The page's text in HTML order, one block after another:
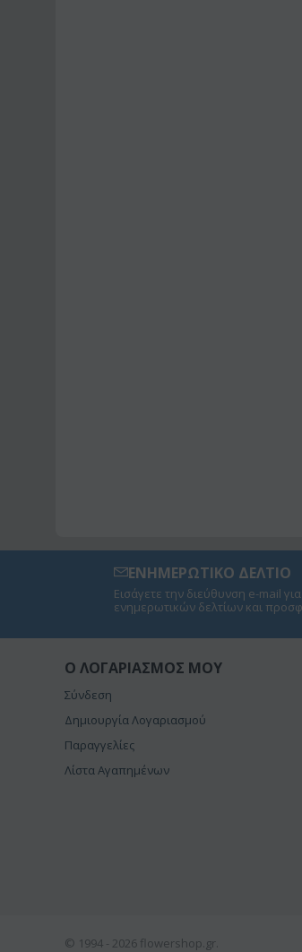
ΕΝΗΜΕΡΩΤΙΚΟ ΔΕΛΤΙΟ
Εισάγετε την διεύθυνση e-mail
ενημερωτικών δελτίων και
O ΛΟΓΑΡΙΑΣΜΌΣ ΜΟΥ
Σύνδεση
Δημιουργία Λογαριασμού
Παραγγελίες
Λίστα Αγαπημένων
© 1994 - 2026 flowershop.gr.